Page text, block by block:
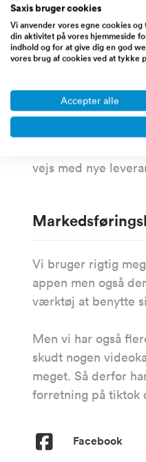
På markedet er vi
kundeservicen af
oplevelse fra
takkekort,
servicerer sig i
været fantastisk.
Virksomheden
vejs med nye
Vi bruger rigtig
appen men også
værktøj at benytte
Men vi har også
skudt nogen
meget. Så derfor
forretning på tiktok
Facebook
Saxis bruger cookies
Vi anvender vores egne cookies
din aktivitet på vores hjemmeside
indhold og for at give dig en god
vores brug af cookies ved at tykke
Accepter alle